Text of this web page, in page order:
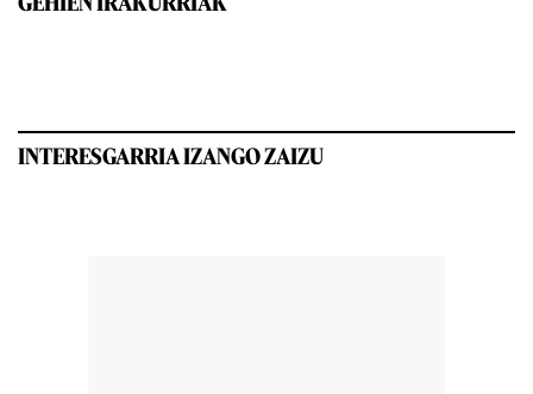
INTERESGARRIA IZANGO ZAIZU